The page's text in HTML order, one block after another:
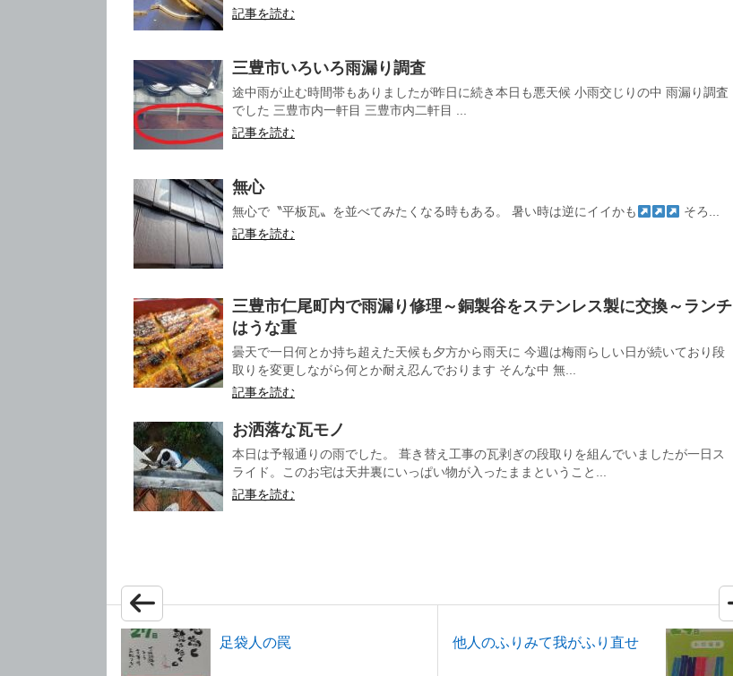
記事を読む
三豊市いろいろ雨漏り調査
途中雨が止む時間帯もありましたが昨日に続き本日も悪天候 小雨交じりの中 雨漏り調査
でした 三豊市内一軒目 三豊市内二軒目 ...
記事を読む
無心
無心で〝平板瓦〟を並べてみたくなる時もある。 暑い時は逆にイイかも
そろ...
記事を読む
三豊市仁尾町内で雨漏り修理～銅製谷をステンレス製に交換～ランチ
はうな重
曇天で一日何とか持ち超えた天候も夕方から雨天に 今週は梅雨らしい日が続いており段
取りを変更しながら何とか耐え忍んでおります そんな中 無...
記事を読む
お洒落な瓦モノ
本日は予報通りの雨でした。 葺き替え工事の瓦剥ぎの段取りを組んでいましたが一日ス
ライド。このお宅は天井裏にいっぱい物が入ったままということ...
記事を読む
足袋人の罠 他人のふりみて我がふり直せ